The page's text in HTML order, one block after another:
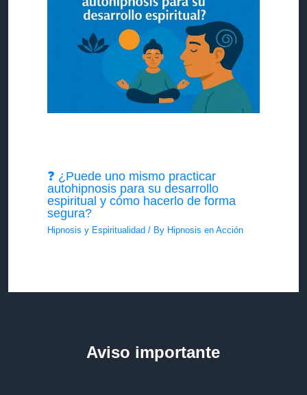
❓ ¿Puede uno mismo practicar
autohipnosis para su desarrollo
espiritual y cómo hacerlo de forma
segura?
Hipnosis y Espiritualidad / By Hipnosis en Acción
Aviso importante